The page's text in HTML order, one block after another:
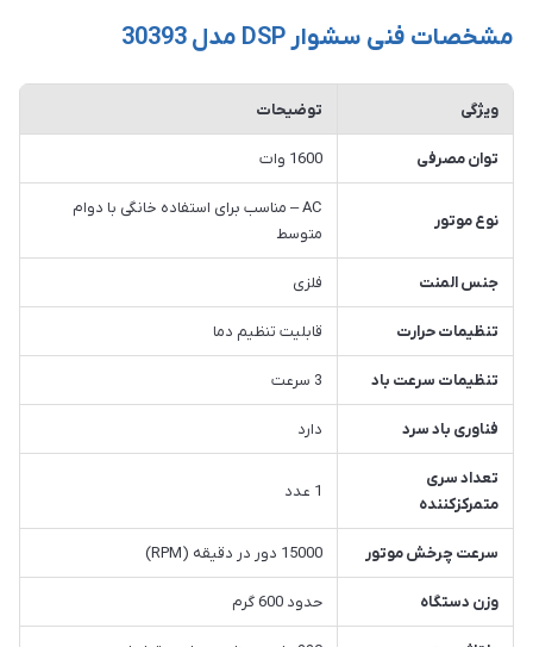
مشخصات فنی سشوار DSP مدل 30393
ویژگی توضیحات
توان مصرفی 1600 وات
نوع موتور
AC – مناسب برای استفاده خانگی با دوام
متوسط
جنس المنت فلزی
تنظیمات حرارت قابلیت تنظیم دما
تنظیمات سرعت باد 3 سرعت
فناوری باد سرد دارد
تعداد سری
متمرکزکننده
1 عدد
سرعت چرخش موتور 15000 دور در دقیقه (RPM)
وزن دستگاه حدود 600 گرم